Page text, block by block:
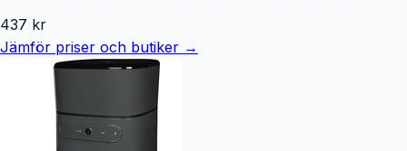
katter! Mellan behållare och lock finns en lufttät
gummitätning. Därigenom hålls maten fräsch och fodrets
smaker och aromer bevaras. Locket är utrustat med en
separat öppning för enkel exakt dosering av maten varje
dag. Smart: du bestämmer själv när katten ska belönas för
locket stängs med en säkerhetsstängning som inte heller
437 kr
Jämför priser och butiker →